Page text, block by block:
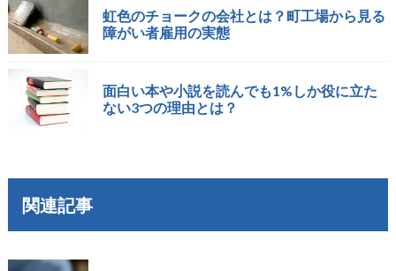
虹色のチョークの会社とは？町工場から見る
障がい者雇用の実態
面白い本や小説を読んでも1%しか役に立た
ない3つの理由とは？
関連記事